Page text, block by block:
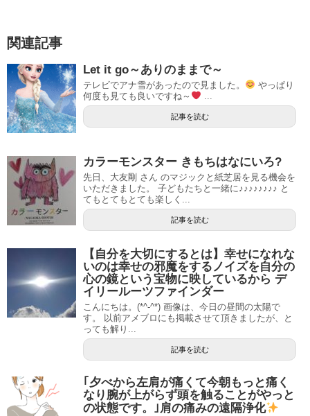
関連記事
Let it go～ありのままで～
テレビでアナ雪があったので見ました。
やっぱり
何度も見ても良いですね～
...
記事を読む
カラーモンスター きもちはなにいろ?
先日、大友剛 さん のマジックと紙芝居を見る機会を
いただきました。 子どもたちと一緒に♪♪♪♪♪♪♪♪ と
てもとてもとても楽しく...
記事を読む
【自分を大切にするとは】幸せになれな
いのは幸せの邪魔をするノイズを自分の
心の鏡という宝物に映しているから デ
イリールーツファインダー
こんにちは。(*^-^*) 画像は、今日の昼間の太陽で
す。 以前アメブロにも掲載させて頂きましたが、と
っても解り...
記事を読む
｢夕べから左肩が痛くて今朝もっと痛く
なり腕が上がらず頭を触ることがやっと
の状態です。｣肩の痛みの遠隔浄化